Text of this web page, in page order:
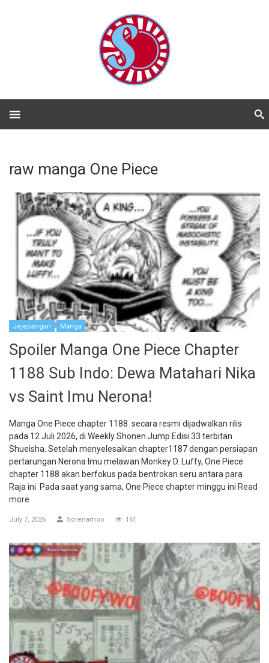
raw manga One Piece
Jejepangan Manga
Spoiler Manga One Piece Chapter
1188 Sub Indo: Dewa Matahari Nika
vs Saint Imu Nerona!
Manga One Piece chapter 1188 secara resmi dijadwalkan rilis
pada 12 Juli 2026, di Weekly Shonen Jump Edisi 33 terbitan
Shueisha. Setelah menyelesaikan chapter1187 dengan persiapan
pertarungan Nerona Imu melawan Monkey D. Luffy, One Piece
chapter 1188 akan berfokus pada bentrokan seru antara para
Raja ini. Pada saat yang sama, One Piece chapter minggu ini Read
more
July 7, 2026 Sorenamoo 161